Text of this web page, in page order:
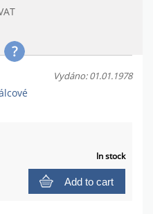
Vydáno: 01.01.1978
In stock
Add to cart